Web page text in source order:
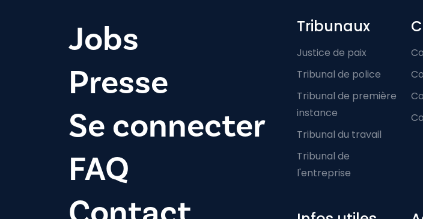
Jobs
Presse
Se connecter
FAQ
Footer-
Tribunaux
Justice de paix
Tribunal de police
Tribunal de première
instance
Tribunal du travail
Tribunal de
l'entreprise